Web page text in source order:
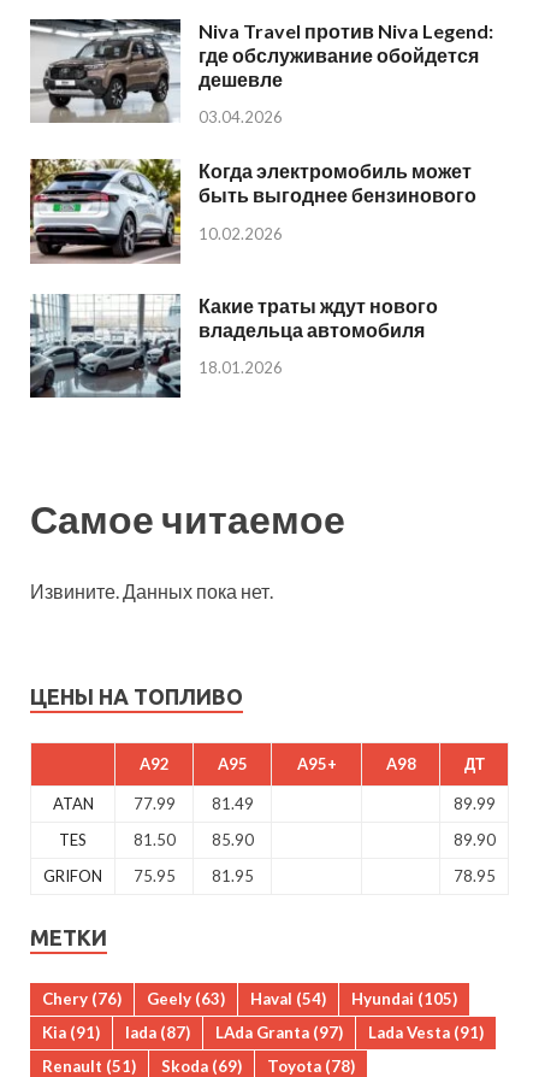
Niva Travel против Niva Legend:
где обслуживание обойдется
дешевле
03.04.2026
Когда электромобиль может
быть выгоднее бензинового
10.02.2026
Какие траты ждут нового
владельца автомобиля
18.01.2026
Самое читаемое
Извините. Данных пока нет.
ЦЕНЫ НА ТОПЛИВО
A92 A95 A95+ A98 ДТ
ATAN 77.99 81.49
89.99
TES
81.50 85.90
89.90
GRIFON
75.95 81.95 78.95
МЕТКИ
Chery (76) Geely (63) Haval (54) Hyundai (105)
Kia (91) lada (87) LAda Granta (97) Lada Vesta (91)
Renault (51) Skoda (69) Toyota (78)